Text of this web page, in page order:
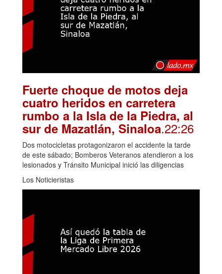
Fuerte choque de motos deja
cuatro heridos en carretera
rumbo a la Isla de la Piedra, al
sur de Mazatlán, Sinaloa.22:26
Dos motocicletas protagonizaron el accidente la tarde
de este sábado; Bomberos Veteranos atendieron a los
lesionados y Tránsito Municipal inició las diligencias
Los Noticieristas